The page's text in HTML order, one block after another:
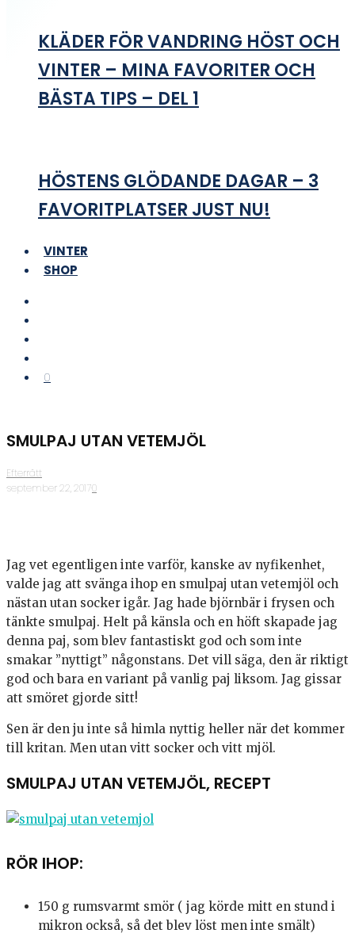
KLÄDER FÖR VANDRING HÖST OCH
VINTER – MINA FAVORITER OCH
BÄSTA TIPS – DEL 1
HÖSTENS GLÖDANDE DAGAR – 3
FAVORITPLATSER JUST NU!
VINTER
SHOP
0
SMULPAJ UTAN VETEMJÖL
Efterrätt
·september 22, 2017·0
Jag vet egentligen inte varför, kanske av nyfikenhet,
valde jag att svänga ihop en smulpaj utan vetemjöl och
nästan utan socker igår. Jag hade björnbär i frysen och
tänkte smulpaj. Helt på känsla och en höft skapade jag
denna paj, som blev fantastiskt god och som inte
smakar ”nyttigt” någonstans. Det vill säga, den är riktigt
god och bara en variant på vanlig paj liksom. Jag gissar
att smöret gjorde sitt!
Sen är den ju inte så himla nyttig heller när det kommer
till kritan. Men utan vitt socker och vitt mjöl.
SMULPAJ UTAN VETEMJÖL, RECEPT
RÖR IHOP:
150 g rumsvarmt smör ( jag körde mitt en stund i
mikron också, så det blev löst men inte smält)